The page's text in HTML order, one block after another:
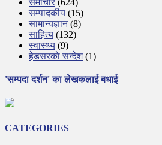
सम्पादकीय (15)
सामान्यज्ञान(8)
साहित्य (132)
स्वास्थ्य (9)
हेडसरकाे सन्देश(1)
'सम्पदा दर्शन' का लेखकलाई बधाई
CATEGORIES